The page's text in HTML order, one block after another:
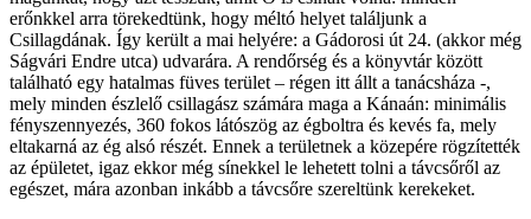
erőnkkel arra törekedtünk, hogy méltó helyet találjunk a
Csillagdának. Így került a mai helyére: a Gádorosi út 24. (akkor még
Ságvári Endre utca) udvarára. A rendőrség és a könyvtár között
található egy hatalmas füves terület – régen itt állt a tanácsháza -,
mely minden észlelő csillagász számára maga a Kánaán: minimális
fényszennyezés, 360 fokos látószög az égboltra és kevés fa, mely
eltakarná az ég alsó részét. Ennek a területnek a közepére rögzítették
az épületet, igaz ekkor még sínekkel le lehetett tolni a távcsőről az
egészet, mára azonban inkább a távcsőre szereltünk kerekeket.